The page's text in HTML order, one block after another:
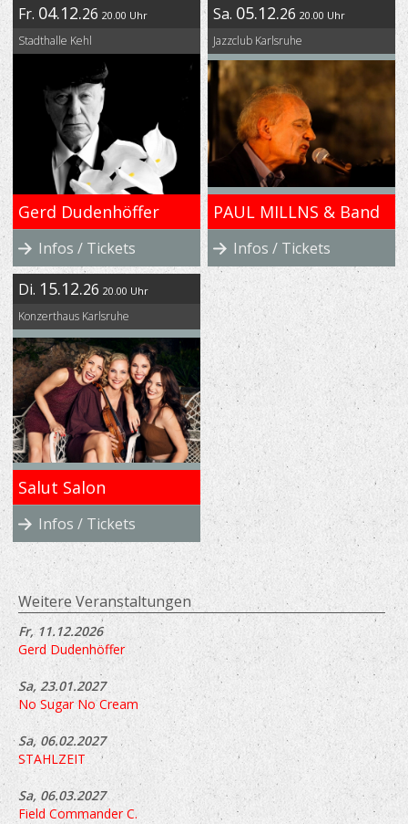
Fr. 04.12.2620.00 Uhr
Stadthalle Kehl
Gerd Dudenhöffer
Infos / Tickets
Sa. 05.12.2620.00 Uhr
Jazzclub Karlsruhe
PAUL MILLNS & Band
Infos / Tickets
Di. 15.12.2620.00 Uhr
Konzerthaus Karlsruhe
Salut Salon
Infos / Tickets
Weitere Veranstaltungen
Fr, 11.12.2026
Gerd Dudenhöffer
Sa, 23.01.2027
No Sugar No Cream
Sa, 06.02.2027
STAHLZEIT
Sa, 06.03.2027
Field Commander C.